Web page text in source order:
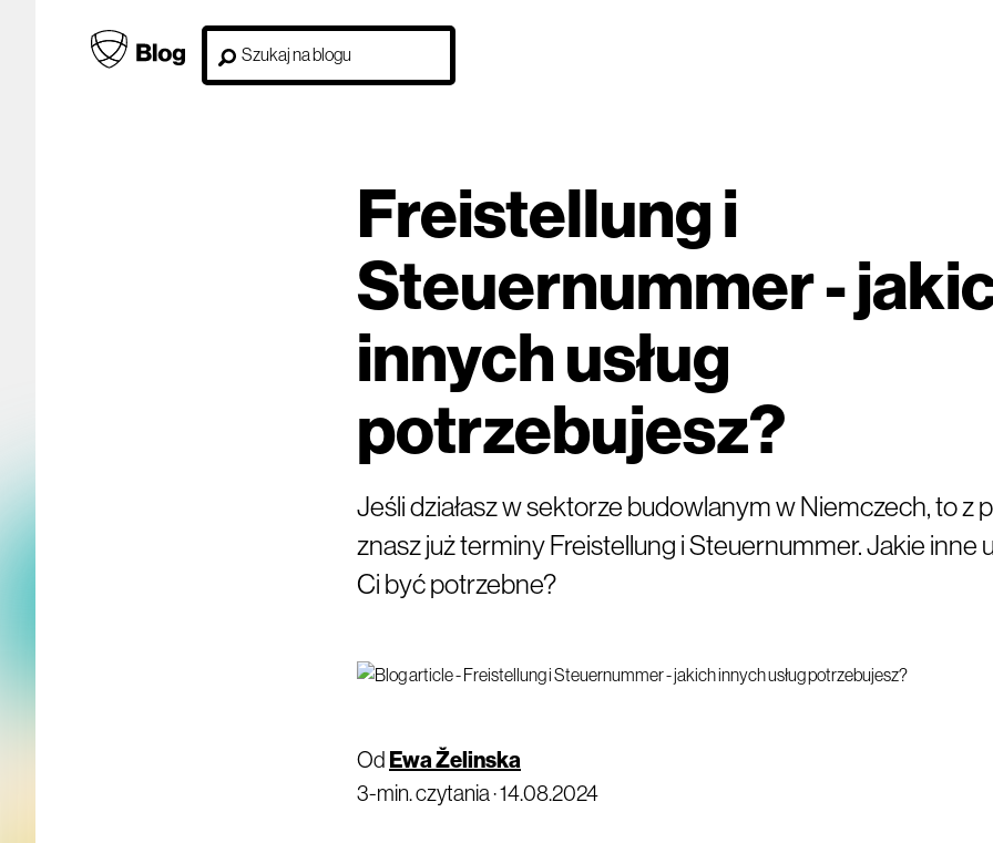
Freistellung i
Steuernummer -
innych usług
potrzebujesz?
Jeśli działasz w sektorze budowlanym w Niemczech, to z
znasz już terminy Freistellung i Steuernummer. Jakie inne
Ci być potrzebne?
Od Ewa Želinska
3-min. czytania ·14.08.2024